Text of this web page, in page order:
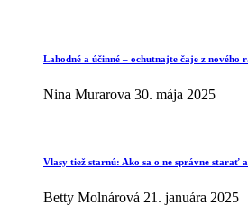
Lahodné a účinné – ochutnajte čaje z
Nina Murarova 30. mája 2025
Vlasy tiež starnú: Ako sa o ne správne starať
Betty Molnárová 21. januára 2025